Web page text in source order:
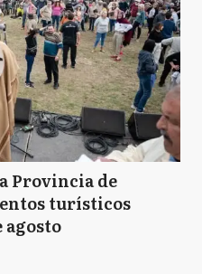
Provincia de
turísticos
agosto